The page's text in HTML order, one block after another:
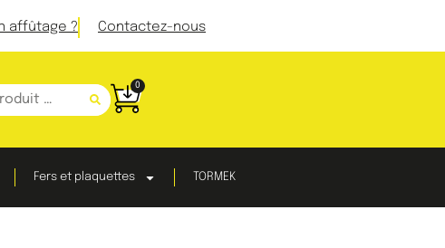
affûtage ? Contactez-nous
0
Fers et plaquettes TORMEK